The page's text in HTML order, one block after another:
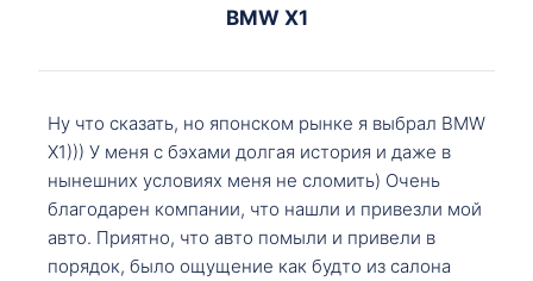
BMW X1
Ну что сказать, но японском рынке я выбрал BMW
X1))) У меня с бэхами долгая история и даже в
нынешних условиях меня не сломить) Очень
благодарен компании, что нашли и привезли мой
авто. Приятно, что авто помыли и привели в
порядок, было ощущение как будто из салона